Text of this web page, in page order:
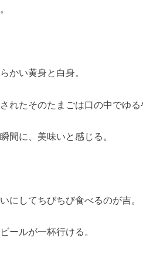
かい黄身と白身。
れたそのたまごは口の中でゆる
間に、美味いと感じる。
にしてちびちび食べるのが吉。
ールが一杯行ける。